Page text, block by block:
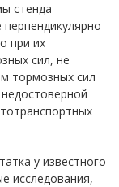
стенда
при их
сил, не
тормозных сил
у известного
исследования,